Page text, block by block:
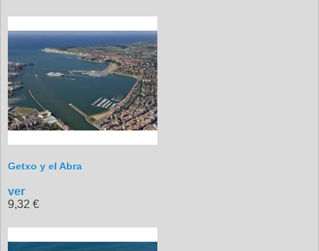
Getxo y el Abra
ver
9,32 €